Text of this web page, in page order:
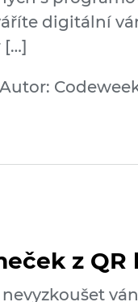
digitální
[…]
Autor:
z QR